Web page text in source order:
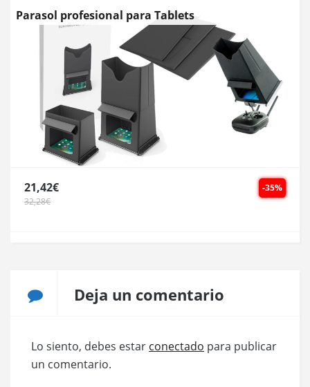
Parasol profesional para Tablets
-35%
21,42€
32,28€
Deja un comentario
Lo siento, debes estar conectado para publicar
un comentario.